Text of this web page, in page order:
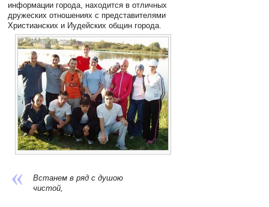
информации города, находится в отличных
дружеских отношениях с представителями
Христианских и Иудейских общин города.
Встанем в ряд с душою
чистой,